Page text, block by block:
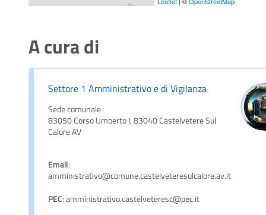
A cura di
Settore 1 Amministrativo e di Vigilanza
Sede comunale
83050 Corso Umberto I, 83040 Castelvetere Sul
Calore AV
Email:
amministrativo@comune.castelveteresulcalore.av.it
PEC: amministrativo.castelveteresc@pec.it